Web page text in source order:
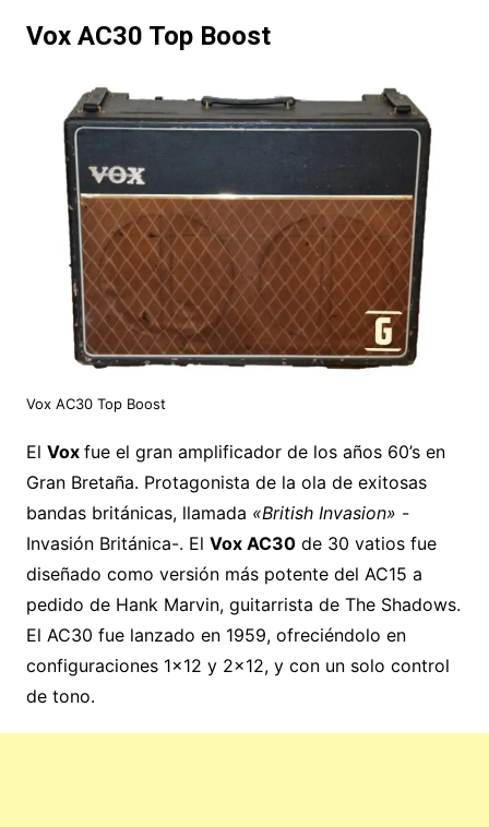
Vox AC30 Top Boost
Vox AC30 Top Boost
El Vox fue el gran amplificador de los años 60’s en
Gran Bretaña. Protagonista de la ola de exitosas
bandas británicas, llamada «British Invasion» -
Invasión Británica-. El Vox AC30de 30 vatios fue
diseñado como versión más potente del AC15 a
pedido de Hank Marvin, guitarrista de The Shadows.
El AC30 fue lanzado en 1959, ofreciéndolo en
configuraciones 1×12 y 2×12, y con un solo control
de tono.